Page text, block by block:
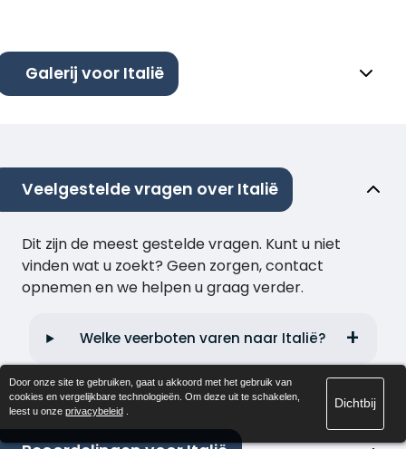
Galerij voor Italië
Veelgestelde vragen over Italië
Dit zijn de meest gestelde vragen. Kunt u niet
vinden wat u zoekt? Geen zorgen, contact
opnemen en we helpen u graag verder.
Welke veerboten varen naar Italië?
Door onze site te gebruiken, gaat u akkoord met het gebruik van
cookies en vergelijkbare technologieën. Om deze uit te schakelen,
leest u onze privacybeleid.
Dichtbij